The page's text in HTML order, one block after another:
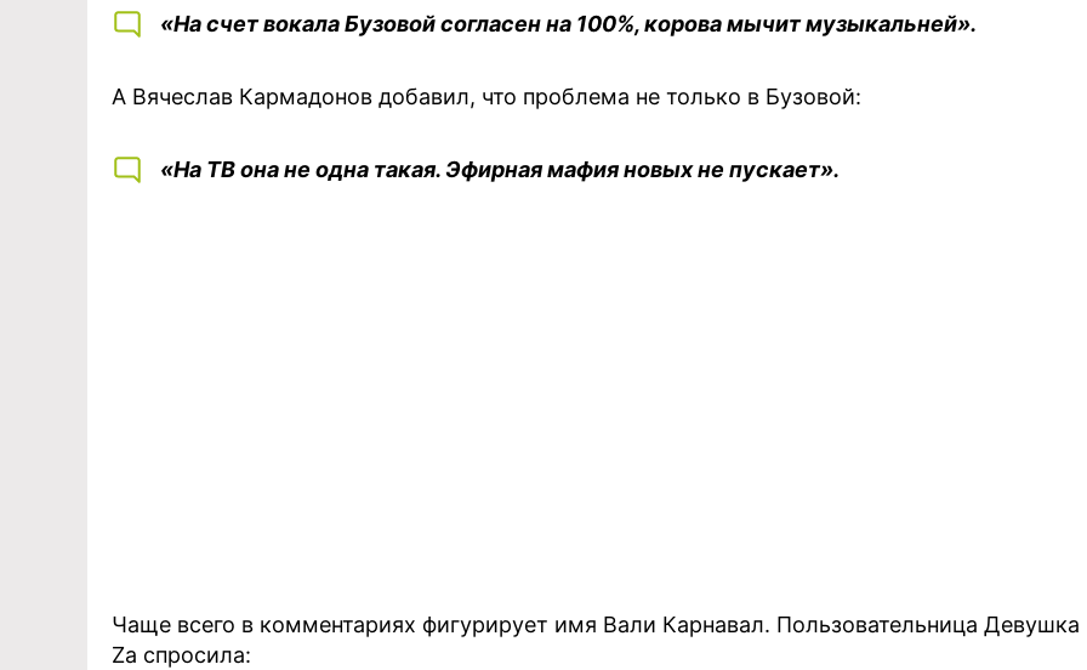
«На счет вокала Бузовой согласен на 100%, корова мычит музыкальней».
А Вячеслав Кармадонов добавил, что проблема не только в Бузовой:
«На ТВ она не одна такая. Эфирная мафия новых не пускает».
Чаще всего в комментариях фигурирует имя Вали Карнавал. Пользовательница Девушка
Za спросила: